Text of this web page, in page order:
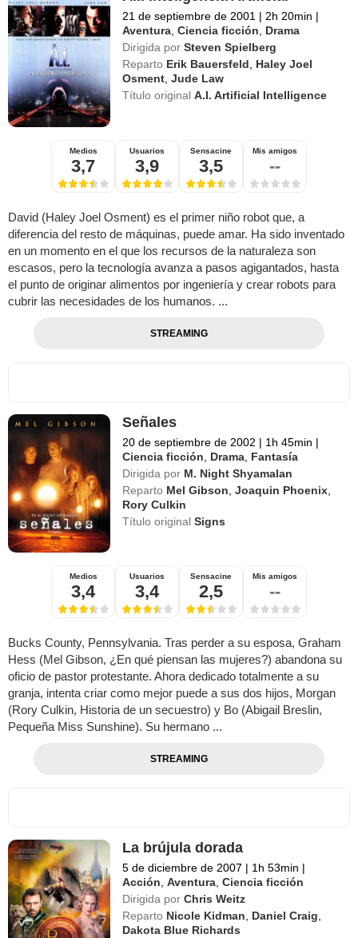
21 de septiembre de 2001 | 2h 20min |
Aventura ,Ciencia ficción
Drama
Dirigida por Steven Spielberg
Reparto Erik Bauersfeld
Haley Joel
Osment ,Jude Law
Título originalA.I. Artificial Intelligence
Medios
3,7
Usuarios
3,9
Sensacine
3,5
Mis amigos
--
David (Haley Joel Osment) es el primer niño robot que, a
diferencia del resto de máquinas, puede amar. Ha sido inventado
en un momento en el que los recursos de la naturaleza son
escasos, pero la tecnología avanza a pasos agigantados, hasta
el punto de originar alimentos por ingeniería y crear robots para
cubrir las necesidades de los humanos. ...
STREAMING
Señales
20 de septiembre de 2002 | 1h 45min |
Ciencia ficción
Drama Fantasía
Dirigida por M. Night Shyamalan
Reparto Mel Gibson ,Joaquin Phoenix
Rory Culkin
Título originalSigns
Medios
3,4
Usuarios
3,4
Sensacine
2,5
Mis amigos
--
Bucks County, Pennsylvania. Tras perder a su esposa, Graham
Hess (Mel Gibson, ¿En qué piensan las mujeres?) abandona su
oficio de pastor protestante. Ahora dedicado totalmente a su
granja, intenta criar como mejor puede a sus dos hijos, Morgan
(Rory Culkin, Historia de un secuestro) y Bo (Abigail Breslin,
Pequeña Miss Sunshine). Su hermano ...
STREAMING
La brújula dorada
5 de diciembre de 2007 | 1h 53min |
Acción,Aventura,Ciencia ficción
Dirigida por Chris Weitz
Reparto Nicole Kidman, Daniel Craig,
Dakota Blue Richards